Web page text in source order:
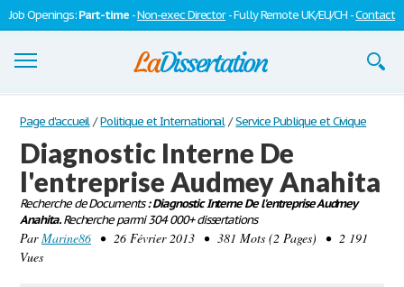
Job Openings:Part-time -Non-exec Director- Fully Remote UK/EU/CH -Contact
Dissertations
S'inscrire
Se connecter
Contactez-nous
Page d'accueil / Politique et International / Service Publique et Civique
Diagnostic Interne De
l'entreprise Audmey Anahita
Recherche de Documents: Diagnostic Interne De l'entreprise Audmey
Anahita.Recherche parmi 304 000+ dissertations
ParMarine86 • 26 Février 2013 • 381 Mots (2 Pages) • 2 191
Vues